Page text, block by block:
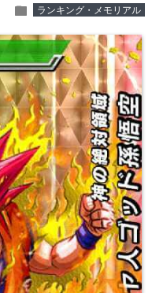
folder ランキング・メモリアル